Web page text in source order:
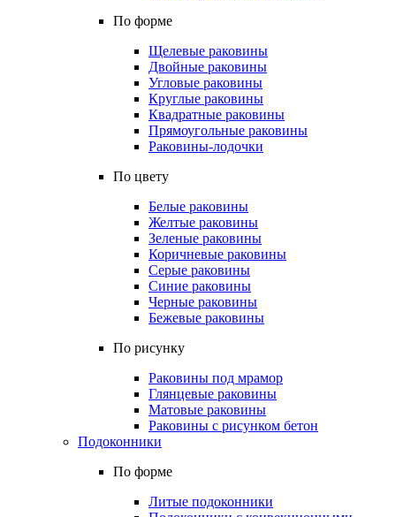
По форме
Щелевые раковины
Двойные раковины
Угловые раковины
Круглые раковины
Квадратные раковины
Прямоугольные раковины
Раковины-лодочки
По цвету
Белые раковины
Желтые раковины
Зеленые раковины
Коричневые раковины
Серые раковины
Синие раковины
Черные раковины
Бежевые раковины
По рисунку
Раковины под мрамор
Глянцевые раковины
Матовые раковины
Раковины с рисунком бетон
Подоконники
По форме
Литые подоконники